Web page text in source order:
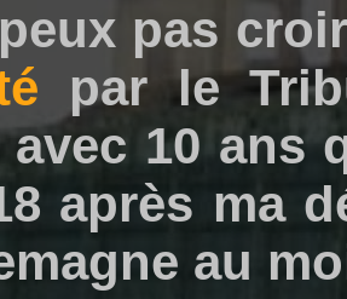
pas
par le
10 ans
après ma
au